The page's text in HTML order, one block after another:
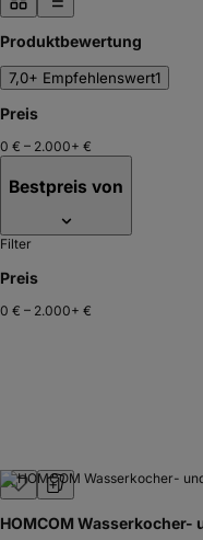
Produktbewertung
7,0+ Empfehlenswert1
Preis
0 € – 2.000+ €
Bestpreis von
Filter
Preis
0 € – 2.000+ €
HOMCOM